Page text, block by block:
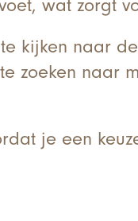
wat zorgt
kijken naar
zoeken naar
je een